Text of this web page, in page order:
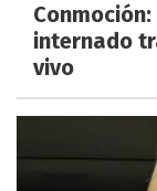
internado
vivo